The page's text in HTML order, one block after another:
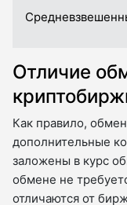
Отличие
Как правило,
дополнительные
заложены в курс
обмене не
отличаются от